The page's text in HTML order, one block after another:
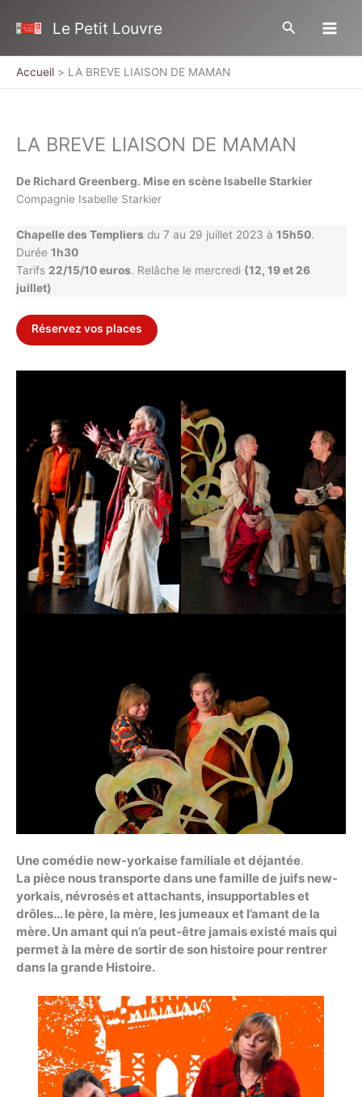
Le Petit Louvre Rechercher
Accueil LA BREVE LIAISON DE MAMAN
LA BREVE LIAISON DE MAMAN
De Richard Greenberg. Mise en scène Isabelle Starkier
Compagnie Isabelle Starkier
Chapelle des Templiers du 7 au 29 juillet 2023 à 15h50.
Durée 1h30
Tarifs 22/15/10 euros. Relâche le mercredi (12, 19 et 26
juillet)
Réservez vos places
Une comédie new-yorkaise familiale et déjantée.
La pièce nous transporte dans une famille de juifs new-
yorkais, névrosés et attachants, insupportables et
drôles… le père, la mère, les jumeaux et l’amant de la
mère. Un amant qui n’a peut-être jamais existé mais qui
permet à la mère de sortir de son histoire pour rentrer
dans la grande Histoire.